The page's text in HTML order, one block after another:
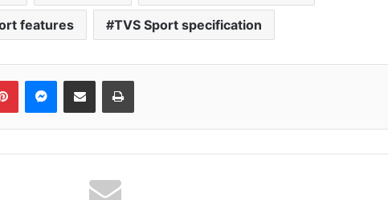
features TVS Sport specification
PinterestMessenger
Share via Email Print